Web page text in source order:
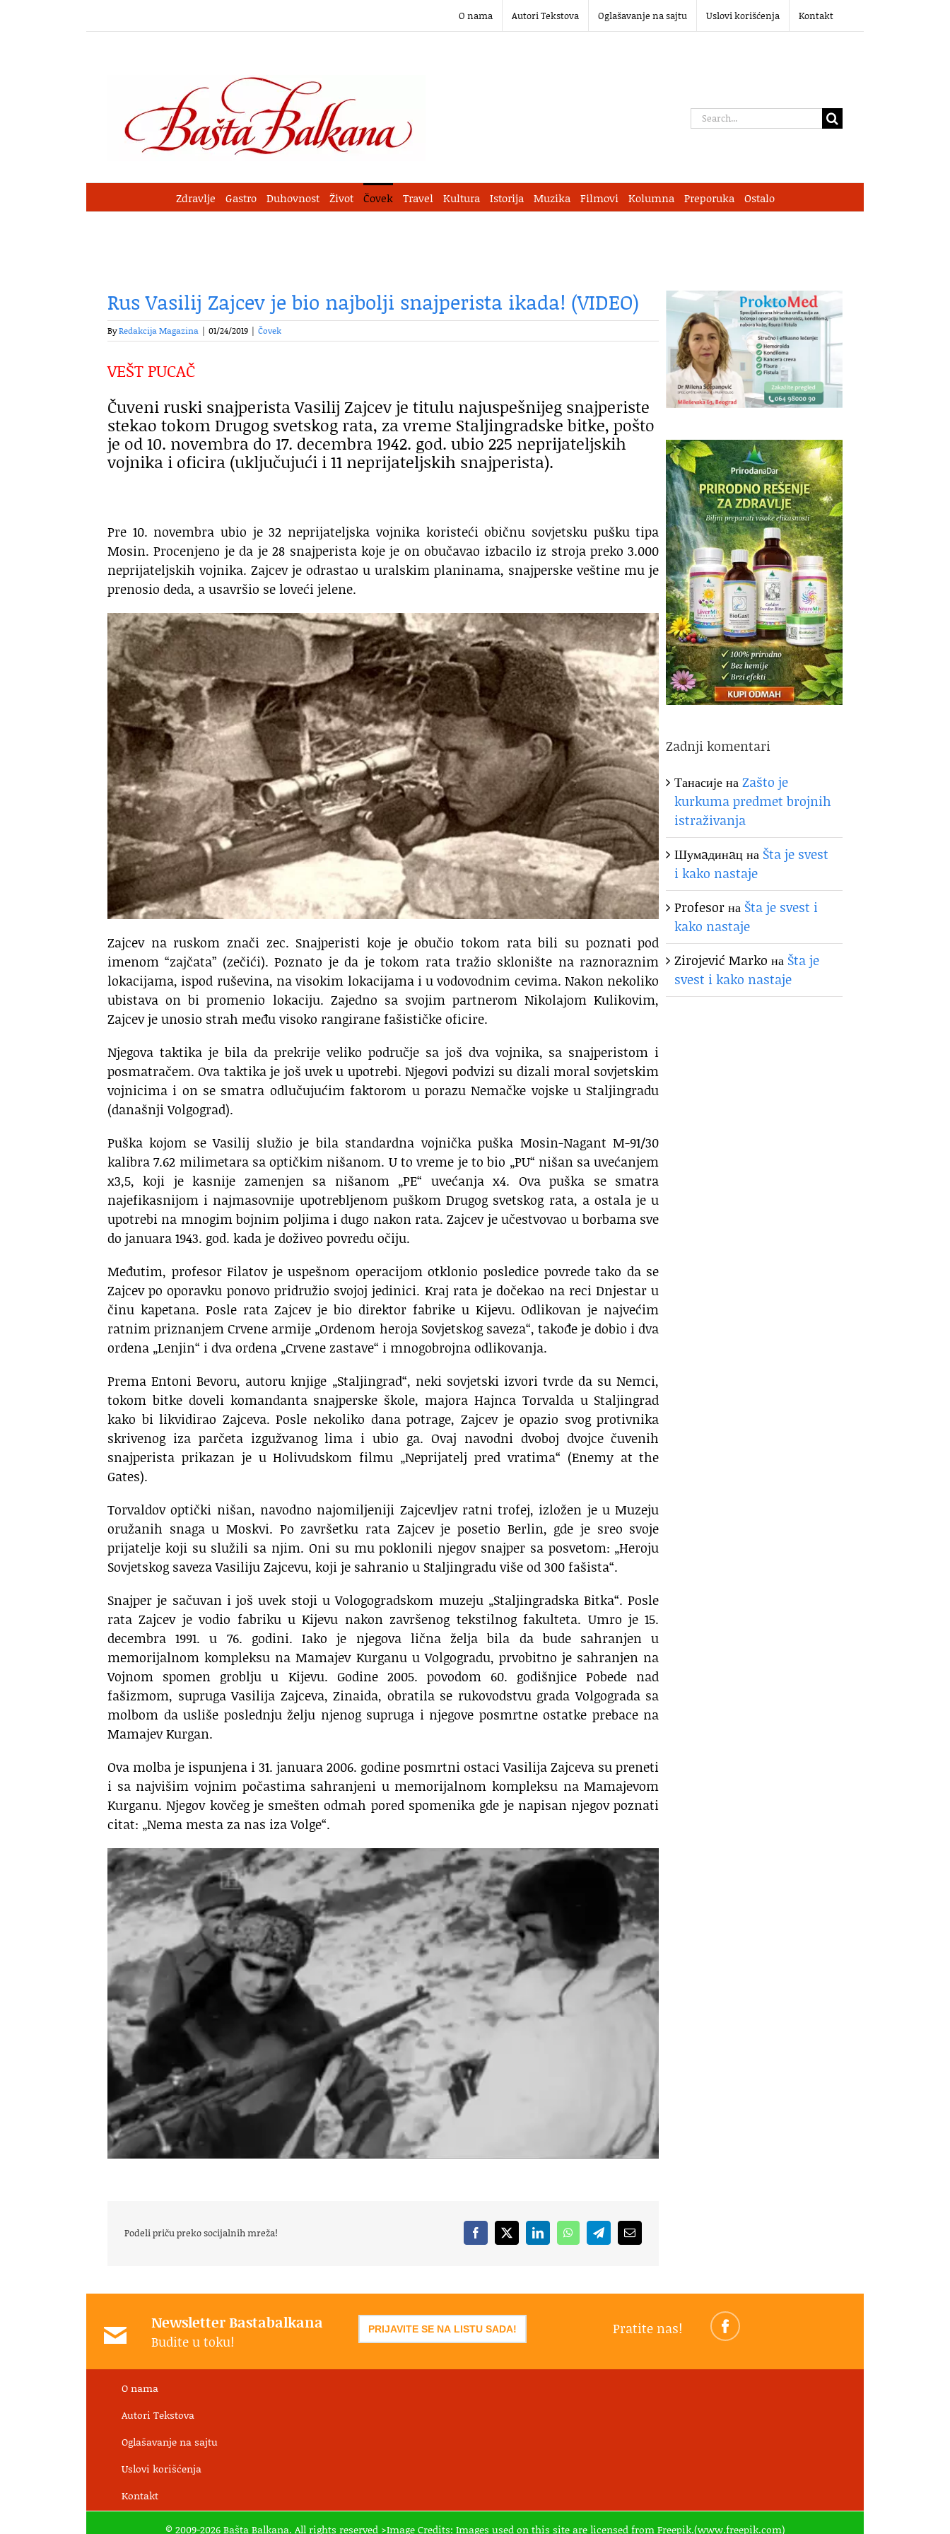
O nama Autori Tekstova Oglašavanje na sajtu Uslovi korišćenja Kontakt
Search
Zdravlje Gastro Duhovnost Život Čovek Travel Kultura Istorija Muzika Filmovi Kolumna Preporuka Ostalo
Rus Vasilij Zajcev je bio najbolji snajperista ikada! (VIDEO)
ByRedakcija Magazina | 01/24/2019 | Čovek
VEŠT PUCAČ
Čuveni ruski snajperista Vasilij Zajcev je titulu najuspešnijeg snajperiste
stekao tokom Drugog svetskog rata, za vreme Staljingradske bitke, pošto
je od 10. novembra do 17. decembra 1942. god. ubio 225 neprijateljskih
vojnika i oficira (uključujući i 11 neprijateljskih snajperista).
Pre 10. novembra ubio je 32 neprijateljska vojnika koristeći običnu sovjetsku pušku tipa
Mosin. Procenjeno je da je 28 snajperista koje je on obučavao izbacilo iz stroja preko 3.000
neprijateljskih vojnika. Zajcev je odrastao u uralskim planinama, snajperske veštine mu je
prenosio deda, a usavršio se loveći jelene.
Zajcev na ruskom znači zec. Snajperisti koje je obučio tokom rata bili su poznati pod
imenom “zajčata” (zečići). Poznato je da je tokom rata tražio sklonište na raznoraznim
lokacijama, ispod ruševina, na visokim lokacijama i u vodovodnim cevima. Nakon nekoliko
ubistava on bi promenio lokaciju. Zajedno sa svojim partnerom Nikolajom Kulikovim,
Zajcev je unosio strah među visoko rangirane fašističke oficire.
Njegova taktika je bila da prekrije veliko područje sa još dva vojnika, sa snajperistom i
posmatračem. Ova taktika je još uvek u upotrebi. Njegovi podvizi su dizali moral sovjetskim
vojnicima i on se smatra odlučujućim faktorom u porazu Nemačke vojske u Staljingradu
(današnji Volgograd).
Puška kojom se Vasilij služio je bila standardna vojnička puška Mosin-Nagant M-91/30
kalibra 7.62 milimetara sa optičkim nišanom. U to vreme je to bio „PU“ nišan sa uvećanjem
x3,5, koji je kasnije zamenjen sa nišanom „PE“ uvećanja x4. Ova puška se smatra
najefikasnijom i najmasovnije upotrebljenom puškom Drugog svetskog rata, a ostala je u
upotrebi na mnogim bojnim poljima i dugo nakon rata. Zajcev je učestvovao u borbama sve
do januara 1943. god. kada je doživeo povredu očiju.
Međutim, profesor Filatov je uspešnom operacijom otklonio posledice povrede tako da se
Zajcev po oporavku ponovo pridružio svojoj jedinici. Kraj rata je dočekao na reci Dnjestar u
činu kapetana. Posle rata Zajcev je bio direktor fabrike u Kijevu. Odlikovan je najvećim
ratnim priznanjem Crvene armije „Ordenom heroja Sovjetskog saveza“, takođe je dobio i dva
ordena „Lenjin“ i dva ordena „Crvene zastave“ i mnogobrojna odlikovanja.
Prema Entoni Bevoru, autoru knjige „Staljingrad“, neki sovjetski izvori tvrde da su Nemci,
tokom bitke doveli komandanta snajperske škole, majora Hajnca Torvalda u Staljingrad
kako bi likvidirao Zajceva. Posle nekoliko dana potrage, Zajcev je opazio svog protivnika
skrivenog iza parčeta izgužvanog lima i ubio ga. Ovaj navodni dvoboj dvojce čuvenih
snajperista prikazan je u Holivudskom filmu „Neprijatelj pred vratima“ (Enemy at the
Gates).
Torvaldov optički nišan, navodno najomiljeniji Zajcevljev ratni trofej, izložen je u Muzeju
oružanih snaga u Moskvi. Po završetku rata Zajcev je posetio Berlin, gde je sreo svoje
prijatelje koji su služili sa njim. Oni su mu poklonili njegov snajper sa posvetom: „Heroju
Sovjetskog saveza Vasiliju Zajcevu, koji je sahranio u Staljingradu više od 300 fašista“.
Snajper je sačuvan i još uvek stoji u Vologogradskom muzeju „Staljingradska Bitka“. Posle
rata Zajcev je vodio fabriku u Kijevu nakon završenog tekstilnog fakulteta. Umro je 15.
decembra 1991. u 76. godini. Iako je njegova lična želja bila da bude sahranjen u
memorijalnom kompleksu na Mamajev Kurganu u Volgogradu, prvobitno je sahranjen na
Vojnom spomen groblju u Kijevu. Godine 2005. povodom 60. godišnjice Pobede nad
fašizmom, supruga Vasilija Zajceva, Zinaida, obratila se rukovodstvu grada Volgograda sa
molbom da usliše poslednju želju njenog supruga i njegove posmrtne ostatke prebace na
Mamajev Kurgan.
Ova molba je ispunjena i 31. januara 2006. godine posmrtni ostaci Vasilija Zajceva su preneti
i sa najvišim vojnim počastima sahranjeni u memorijalnom kompleksu na Mamajevom
Kurganu. Njegov kovčeg je smešten odmah pored spomenika gde je napisan njegov poznati
citat: „Nema mesta za nas iza Volge“.
Podeli priču preko socijalnih mreža! Facebook
X LinkedInWhatsAppTelegramEmail
Zadnji komentari
ТанасијенаZašto je
kurkuma predmet brojnih
istraživanja
Шумaдинaцна Šta je svest
i kako nastaje
Profesorна Šta je svest i
kako nastaje
Zirojević Marko на Šta je
svest i kako nastaje
Newsletter Bastabalkana
Budite u toku!
PRIJAVITE SE NA LISTU SADA! Pratite nas!
O nama
Autori Tekstova
Oglašavanje na sajtu
Uslovi korišćenja
Kontakt
© 2009-2026 Bašta Balkana. All rights reserved >Image Credits: Images used on this site are licensed from Freepik.(www.freepik.com)